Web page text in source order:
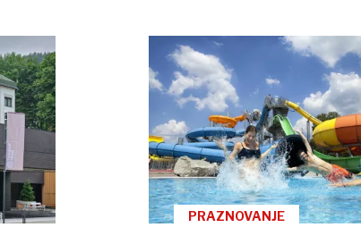
PRAZNOVANJE